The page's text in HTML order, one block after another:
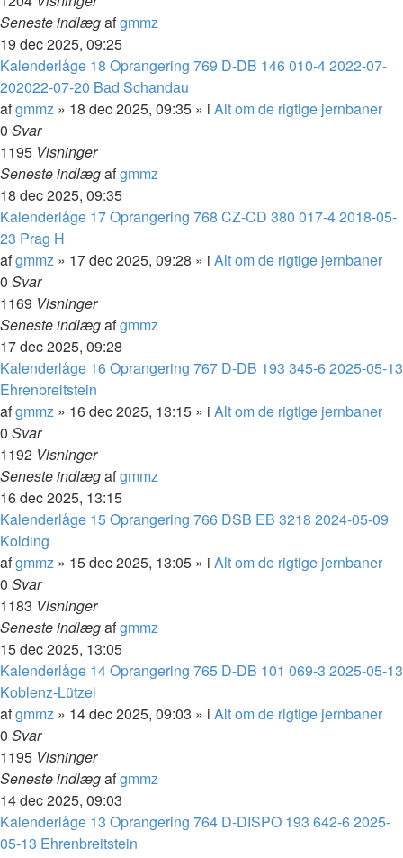
Seneste indlægafgmmz
19 dec 2025, 09:25
Kalenderlåge 18 Oprangering 769 D-DB 146 010-4 2022-07-
202022-07-20 Bad Schandau
afgmmz » 18 dec 2025, 09:35 » i Alt om de rigtige jernbaner
0 Svar
1195 Visninger
Seneste indlægafgmmz
18 dec 2025, 09:35
Kalenderlåge 17 Oprangering 768 CZ-CD 380 017-4 2018-05-
23 Prag H
afgmmz » 17 dec 2025, 09:28 » i Alt om de rigtige jernbaner
0 Svar
1169 Visninger
Seneste indlægafgmmz
17 dec 2025, 09:28
Kalenderlåge 16 Oprangering 767 D-DB 193 345-6 2025-05-13
Ehrenbreitstein
afgmmz » 16 dec 2025, 13:15 » i Alt om de rigtige jernbaner
0 Svar
1192 Visninger
Seneste indlægafgmmz
16 dec 2025, 13:15
Kalenderlåge 15 Oprangering 766 DSB EB 3218 2024-05-09
Kolding
afgmmz » 15 dec 2025, 13:05 » i Alt om de rigtige jernbaner
0 Svar
1183 Visninger
Seneste indlægafgmmz
15 dec 2025, 13:05
Kalenderlåge 14 Oprangering 765 D-DB 101 069-3 2025-05-13
Koblenz-Lützel
afgmmz » 14 dec 2025, 09:03 » i Alt om de rigtige jernbaner
0 Svar
1195 Visninger
Seneste indlægafgmmz
14 dec 2025, 09:03
Kalenderlåge 13 Oprangering 764 D-DISPO 193 642-6 2025-
05-13 Ehrenbreitstein